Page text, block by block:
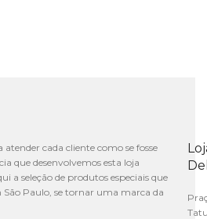
atender cada cliente como se fosse
que desenvolvemos esta loja
a seleção de produtos especiais que
São Paulo, se tornar uma marca da